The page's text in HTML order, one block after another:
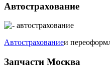
Автострахование
Автострахованиеи
Запчасти Москва